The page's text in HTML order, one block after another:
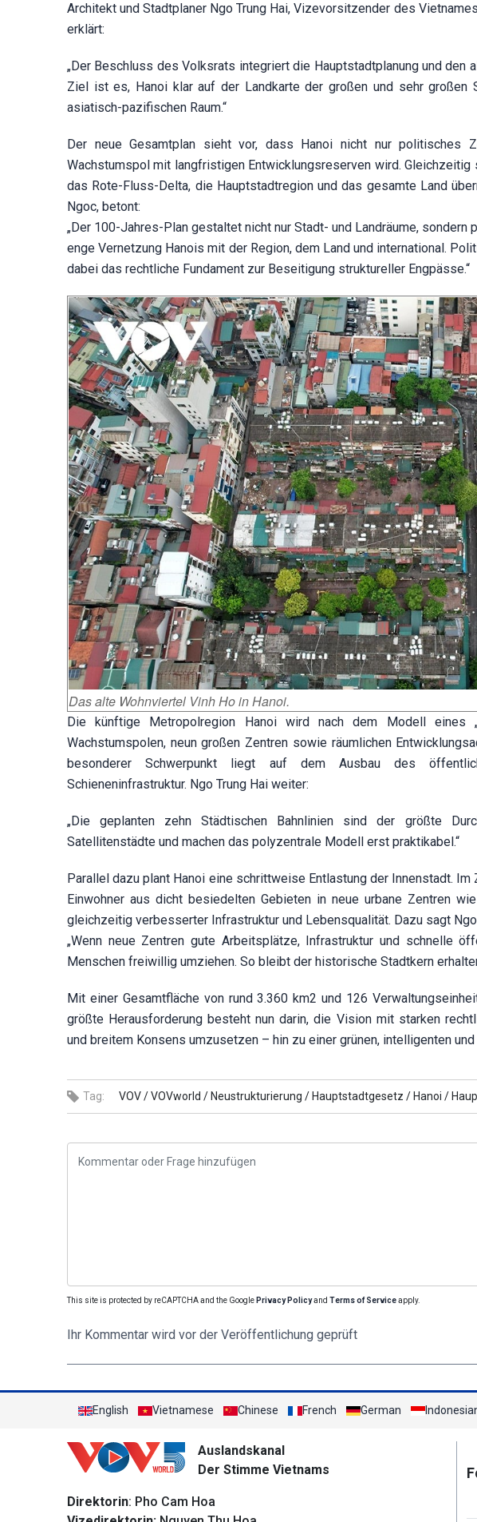
Architekt und Stadtplaner Ngo Trung Hai, Vizevorsitzender des
erklärt:
„Der Beschluss des Volksrats integriert die Hauptstadtplanung und den
Ziel ist es, Hanoi klar auf der Landkarte der großen und sehr
asiatisch-pazifischen Raum.“
Der neue Gesamtplan sieht vor, dass Hanoi nicht nur politisches
Wachstumspol mit langfristigen Entwicklungsreserven wird.
das Rote-Fluss-Delta, die Hauptstadtregion und das gesamte Land
Ngoc, betont:
„Der 100-Jahres-Plan gestaltet nicht nur Stadt- und Landräume,
enge Vernetzung Hanois mit der Region, dem Land und international.
dabei das rechtliche Fundament zur Beseitigung struktureller Engpässe.“
Das alte Wohnviertel Vinh Ho in Hanoi.
Die künftige Metropolregion Hanoi wird nach dem Modell eines
Wachstumspolen, neun großen Zentren sowie räumlichen
besonderer Schwerpunkt liegt auf dem Ausbau des
Schieneninfrastruktur. Ngo Trung Hai weiter:
„Die geplanten zehn Städtischen Bahnlinien sind der größte
Satellitenstädte und machen das polyzentrale Modell erst praktikabel.“
Parallel dazu plant Hanoi eine schrittweise Entlastung der Innenstadt.
Einwohner aus dicht besiedelten Gebieten in neue urbane Zentren
gleichzeitig verbesserter Infrastruktur und Lebensqualität. Dazu sagt
„Wenn neue Zentren gute Arbeitsplätze, Infrastruktur und schnelle
Menschen freiwillig umziehen. So bleibt der historische Stadtkern
Mit einer Gesamtfläche von rund 3.360 km2 und 126
größte Herausforderung besteht nun darin, die Vision mit starken
und breitem Konsens umzusetzen – hin zu einer grünen, intelligenten
Tag: VOV /VOVworld / Neustrukturierung / Hauptstadtgesetz / Hanoi /
This site is protected by reCAPTCHA and the Google Privacy Policyand Terms of Serviceapply.
Ihr Kommentar wird vor der Veröffentlichung geprüft
English Vietnamese Chinese French German
Auslandskanal
Der Stimme Vietnams
Direktorin: Pho Cam Hoa